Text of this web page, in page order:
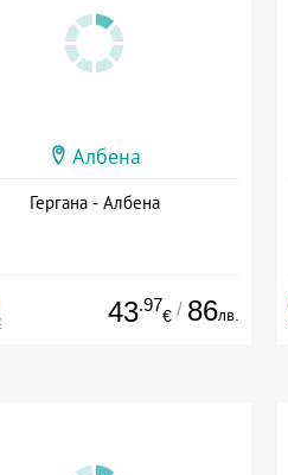
Албена
Гергана - Албена
43.97
€ / 86лв.